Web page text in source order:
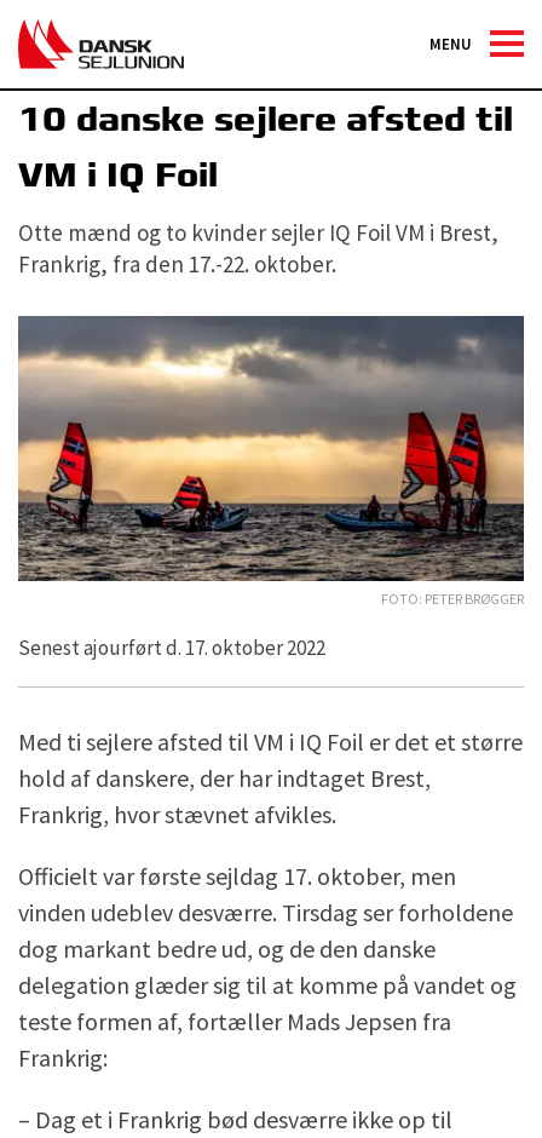
MENU
Sejlerlandsholdet
10 danske sejlere afsted til
VM i IQ Foil
Otte mænd og to kvinder sejler IQ Foil VM i Brest,
Frankrig, fra den 17.-22. oktober.
Foto: Peter Brøgger
Senest ajourført d. 17. oktober 2022
Med ti sejlere afsted til VM i IQ Foil er det et større
hold af danskere, der har indtaget Brest,
Frankrig, hvor stævnet afvikles.
Officielt var første sejldag 17. oktober, men
vinden udeblev desværre. Tirsdag ser forholdene
dog markant bedre ud, og de den danske
delegation glæder sig til at komme på vandet og
teste formen af, fortæller Mads Jepsen fra
Frankrig:
– Dag et i Frankrig bød desværre ikke op til